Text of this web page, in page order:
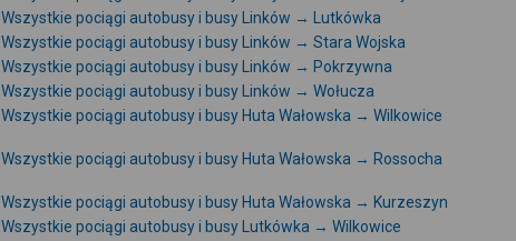
Wszystkie pociągi autobusy i busy Linków → Lutkówka
Wszystkie pociągi autobusy i busy Linków → Stara Wojska
Wszystkie pociągi autobusy i busy Linków → Pokrzywna
Wszystkie pociągi autobusy i busy Linków → Wołucza
Wszystkie pociągi autobusy i busy Huta Wałowska → Wilkowice
Wszystkie pociągi autobusy i busy Huta Wałowska → Rossocha
Wszystkie pociągi autobusy i busy Huta Wałowska → Kurzeszyn
Wszystkie pociągi autobusy i busy Lutkówka → Wilkowice